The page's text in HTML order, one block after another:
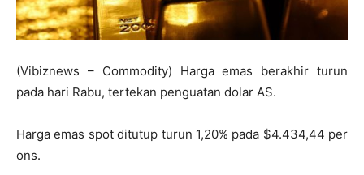
(Vibiznews – Commodity) Harga emas berakhir turun
pada hari Rabu, tertekan penguatan dolar AS.
Harga emas spot ditutup turun 1,20% pada $4.434,44 per
ons.